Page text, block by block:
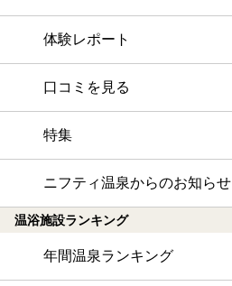
体験レポート
口コミを見る
特集
ニフティ温泉からのお知らせ
温浴施設ランキング
年間温泉ランキング